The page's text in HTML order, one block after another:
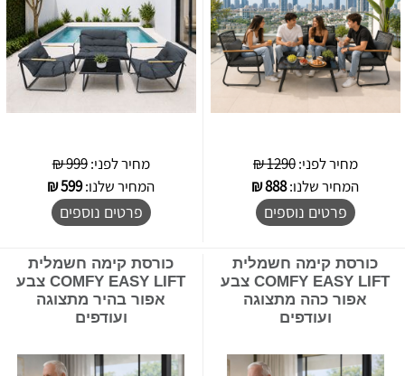
מחיר לפני:1290 ₪
המחיר שלנו:888
₪
פרטים נוספים
מחיר לפני:999 ₪
המחיר שלנו:599
₪
פרטים נוספים
כורסת קימה חשמלית
COMFY EASY LIFT צבע
אפור כהה מתצוגה
ועודפים
כורסת קימה חשמלית
COMFY EASY LIFT צבע
אפור בהיר מתצוגה
ועודפים